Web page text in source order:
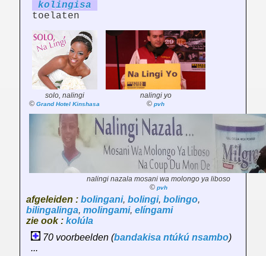
kolingisa
toelaten
solo, nalingi
© Grand Hotel Kinshasa
nalingi yo
© pvh
nalingi nazala mosani wa molongo ya liboso
© pvh
afgeleiden : bolingani, bolingi, bolingo,
bilingalinga, molingami, elíngami
zie ook : kolúla
70 voorbeelden (bandakisa ntúkú nsambo)
...